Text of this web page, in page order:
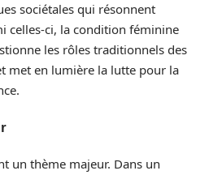
sociétales qui résonnent
celles-ci, la condition féminine
les rôles traditionnels des
met en lumière la lutte pour la
un thème majeur. Dans un